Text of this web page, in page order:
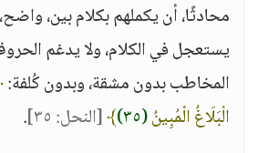
محادثًا، أن يكملهم بكلام بين،
يستعجل في الكلام، ولا يدغم
المخاطب بدون مشقة، وبدون كُلفة:
الْبَلَاغُ الْمُبِينُ(٣٥) ﴾[النحل: ٣٥]
.